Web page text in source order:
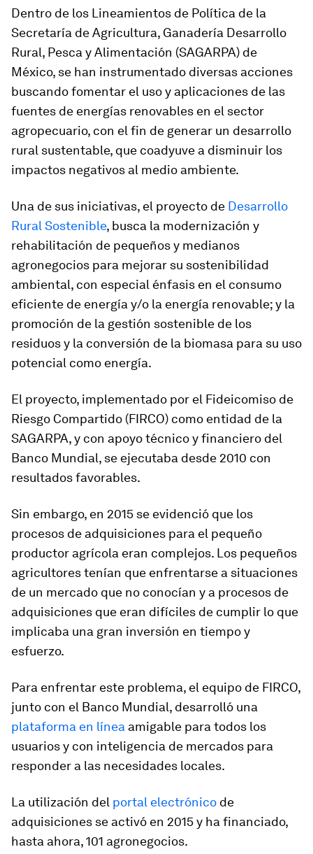
Dentro de los Lineamientos de Política de la
Secretaría de Agricultura, Ganadería Desarrollo
Rural, Pesca y Alimentación (SAGARPA) de
México, se han instrumentado diversas acciones
buscando fomentar el uso y aplicaciones de las
fuentes de energías renovables en el sector
agropecuario, con el fin de generar un desarrollo
rural sustentable, que coadyuve a disminuir los
impactos negativos al medio ambiente.
Una de sus iniciativas, el proyecto de Desarrollo
Rural Sostenible, busca la modernización y
rehabilitación de pequeños y medianos
agronegocios para mejorar su sostenibilidad
ambiental, con especial énfasis en el consumo
eficiente de energía y/o la energía renovable; y la
promoción de la gestión sostenible de los
residuos y la conversión de la biomasa para su uso
potencial como energía.
El proyecto, implementado por el Fideicomiso de
Riesgo Compartido (FIRCO) como entidad de la
SAGARPA, y con apoyo técnico y financiero del
Banco Mundial, se ejecutaba desde 2010 con
resultados favorables.
Sin embargo, en 2015 se evidenció que los
procesos de adquisiciones para el pequeño
productor agrícola eran complejos. Los pequeños
agricultores tenían que enfrentarse a situaciones
de un mercado que no conocían y a procesos de
adquisiciones que eran difíciles de cumplir lo que
implicaba una gran inversión en tiempo y
esfuerzo.
Para enfrentar este problema, el equipo de FIRCO,
junto con el Banco Mundial, desarrolló una
plataforma en línea amigable para todos los
usuarios y con inteligencia de mercados para
responder a las necesidades locales.
La utilización del portal electrónico de
adquisiciones se activó en 2015 y ha financiado,
hasta ahora, 101 agronegocios.